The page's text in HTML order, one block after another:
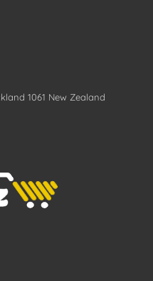
1061 New Zealand